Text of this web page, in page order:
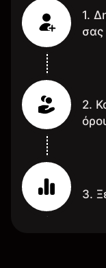
1.
σας
2.
3.